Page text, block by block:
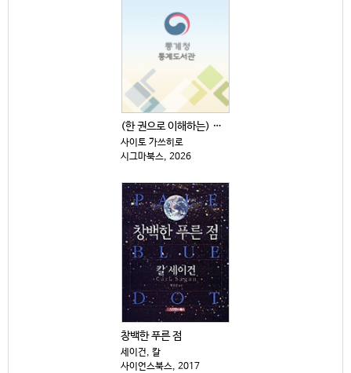
(한 권으로 이해하는) 원자·소립자·양자의 세계
사이토 가쓰히로
시그마북스, 2026
창백한 푸른 점
세이건, 칼
사이언스북스, 2017